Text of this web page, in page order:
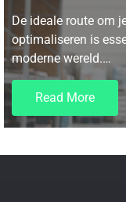
De ideale route om
optimaliseren is
moderne wereld.…
Read More